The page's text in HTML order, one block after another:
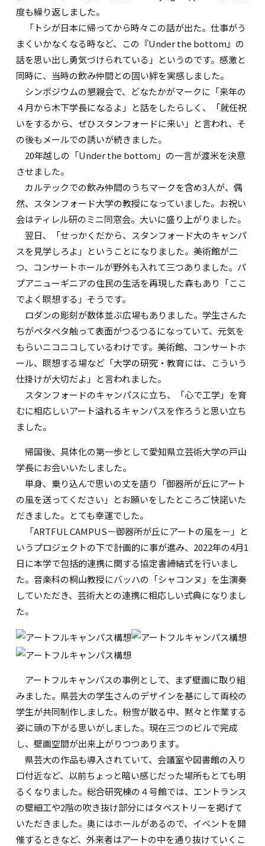
度も繰り返しました。
「トシが日本に帰ってから時々この話が出た。仕事がう
まくいかなくなる時など、この『Under the bottom』の
話を思い出し勇気づけられている」というのです。感激と
同時に、当時の飲み仲間との固い絆を実感しました。
シンポジウムの懇親会で、どなたかがマークに「来年の
４月から木下学長になるよ」と話をしたらしく、「就任祝
いをするから、ぜひスタンフォードに来い」と言われ、そ
の後もメールでの誘いが続きました。
20年越しの「Under the bottom」の一言が渡米を決意
させました。
カルテックでの飲み仲間のうちマークを含め3人が、偶
然、スタンフォード大学の教授になっていました。お祝い
会はティレル研のミニ同窓会。大いに盛り上がりました。
翌日、「せっかくだから、スタンフォード大のキャンパ
スを見学しろよ」ということになりました。美術館が二
つ、コンサートホールが野外も入れて三つありました。パ
プアニューギニアの住民の生活を再現した森もあり「ここ
でよく瞑想する」そうです。
ロダンの彫刻が数体並ぶ広場もありました。学生さんた
ちがペタペタ触って表面がつるつるになっていて、元気を
もらいニコニコしているわけです。美術館、コンサートホ
ール、瞑想する場など「大学の研究・教育には、こういう
仕掛けが大切だよ」と言われました。
スタンフォードのキャンパスに立ち、「心で工学」を育
むに相応しいアート溢れるキャンパスを作ろうと思い立ち
ました。
帰国後、具体化の第一歩として愛知県立芸術大学の戸山
学長にお会いいたしました。
単身、乗り込んで思いの丈を語り「御器所が丘にアート
の風を送ってください」とお願いをしたところご快諾いた
だきました。とても幸運でした。
「ARTFUL CAMPUS－御器所が丘にアートの風を－」と
いうプロジェクトの下で計画的に事が進み、2022年の4月1
日に本学で包括的連携に関する協定書締結式を行いまし
た。音楽科の桐山教授にバッハの「シャコンヌ」を生演奏
していただき、芸術大との連携に相応しい式典になりまし
た。
アートフルキャンパスの事例として、まず壁画に取り組
みました。県芸大の学生さんのデザインを基にして両校の
学生が共同制作しました。粉雪が散る中、黙々と作業する
姿に頭の下がる思いがしました。現在三つのビルで完成
し、壁画空間が出来上がりつつあります。
県芸大の作品も導入されていて、会議室や図書館の入り
口付近など、以前ちょっと暗い感じだった場所もとても明
るくなりました。総合研究棟の４号館では、エントランス
の壁細工や2階の吹き抜け部分にはタペストリーを掲げて
いただきました。奥にはホールがあるので、イベントを開
催するときなど、外来者はアートの中を通り抜けていくこ